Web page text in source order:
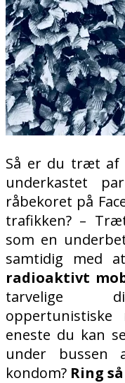
Så er du træt af
underkastet
råbekoret på
trafikken? –
som en
samtidig med
radioaktivt
tarvelige
eneste du kan
under
kondom? Ring